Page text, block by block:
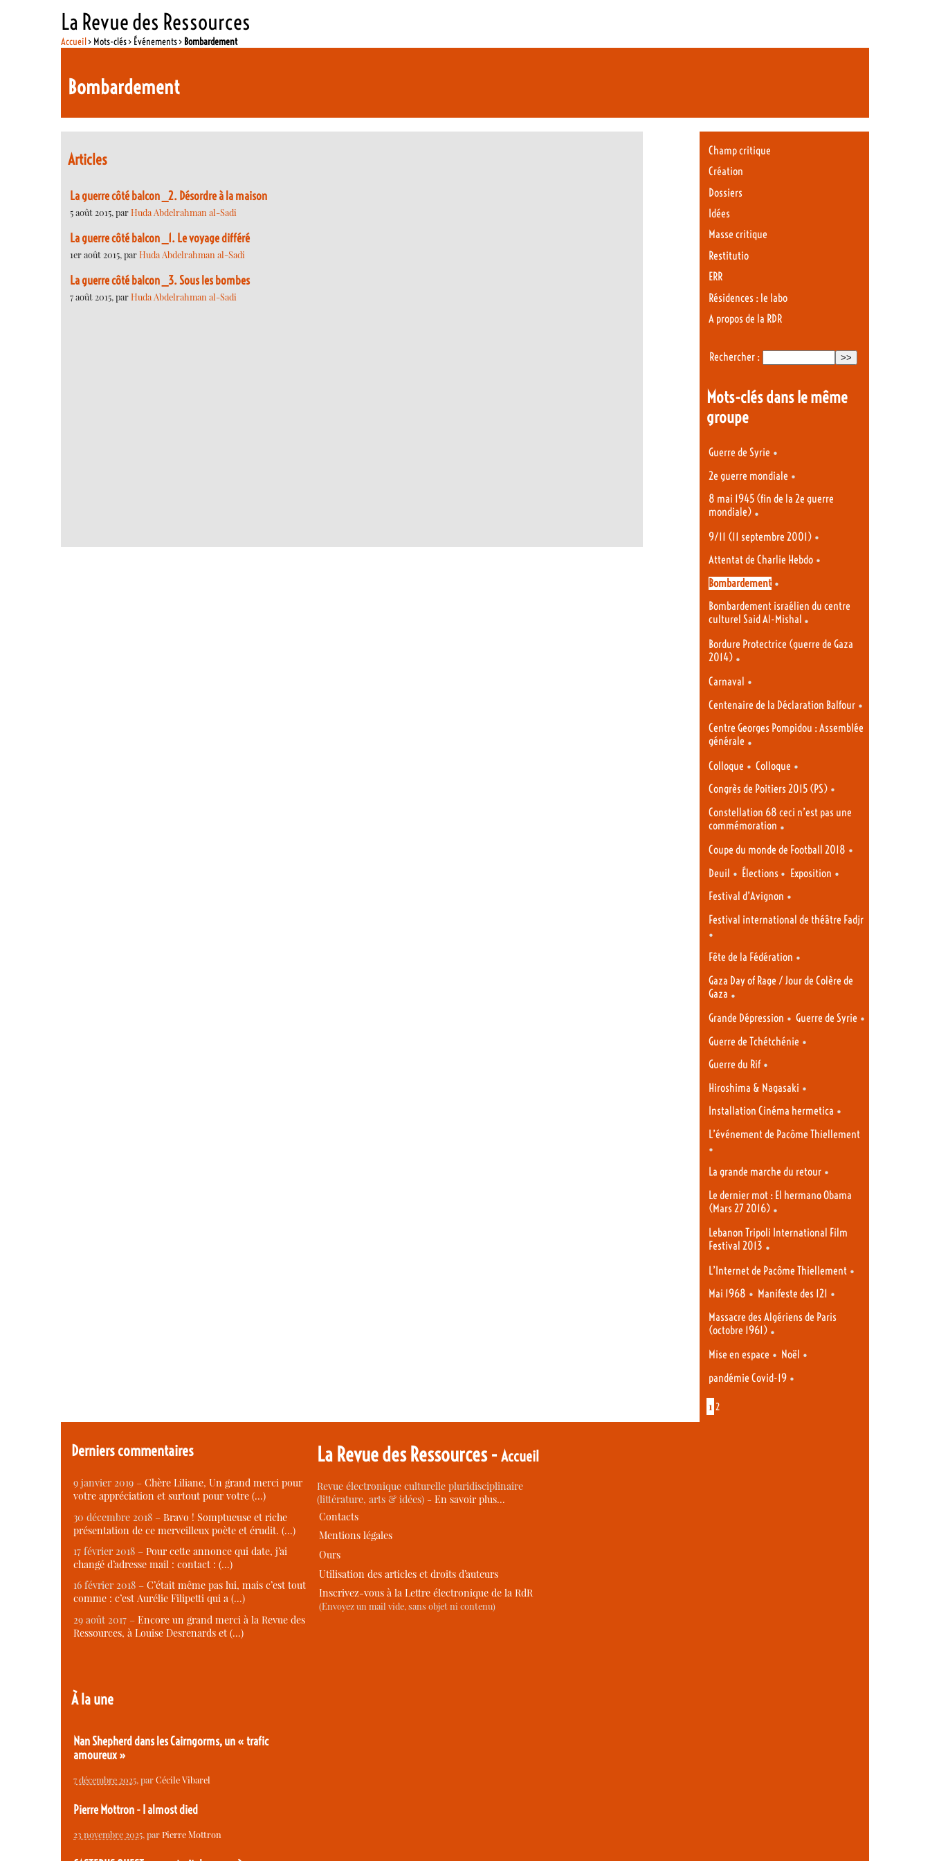
La Revue des Ressources
Accueil> Mots-clés > Événements > Bombardement
Bombardement
Articles
La guerre côté balcon _2. Désordre à la maison
5 août 2015, parHuda Abdelrahman al-Sadi
La guerre côté balcon _1. Le voyage différé
1er août 2015, parHuda Abdelrahman al-Sadi
La guerre côté balcon _3. Sous les bombes
7 août 2015, parHuda Abdelrahman al-Sadi
Champ critique
Création
Dossiers
Idées
Masse critique
Restitutio
ERR
Résidences : le labo
A propos de la RDR
Rechercher :
Mots-clés dans le même
groupe
Guerre de Syrie •
2e guerre mondiale •
8 mai 1945 (fin de la 2e guerre
mondiale) •
9/11 (11 septembre 2001) •
Attentat de Charlie Hebdo •
Bombardement •
Bombardement israélien du centre
culturel Said Al-Mishal •
Bordure Protectrice (guerre de Gaza
2014) •
Carnaval •
Centenaire de la Déclaration Balfour •
Centre Georges Pompidou : Assemblée
générale •
Colloque • Colloque •
Congrès de Poitiers 2015 (PS) •
Constellation 68 ceci n’est pas une
commémoration •
Coupe du monde de Football 2018 •
Deuil • Élections • Exposition •
Festival d’Avignon •
Festival international de théâtre Fadjr
•
Fête de la Fédération •
Gaza Day of Rage / Jour de Colère de
Gaza •
Grande Dépression • Guerre de Syrie •
Guerre de Tchétchénie •
Guerre du Rif •
Hiroshima & Nagasaki •
Installation Cinéma hermetica •
L’événement de Pacôme Thiellement
•
La grande marche du retour •
Le dernier mot : El hermano Obama
(Mars 27 2016) •
Lebanon Tripoli International Film
Festival 2013 •
L’Internet de Pacôme Thiellement •
Mai 1968 • Manifeste des 121 •
Massacre des Algériens de Paris
(octobre 1961) •
Mise en espace • Noël •
pandémie Covid-19 •
1 2
Derniers commentaires
9 janvier 2019 – Chère Liliane, Un grand merci pour
votre appréciation et surtout pour votre (…)
30 décembre 2018 – Bravo ! Somptueuse et riche
présentation de ce merveilleux poète et érudit. (…)
17 février 2018 – Pour cette annonce qui date, j’ai
changé d’adresse mail : contact : (…)
16 février 2018 – C’était même pas lui, mais c’est tout
comme : c’est Aurélie Filipetti qui a (…)
29 août 2017 – Encore un grand merci à la Revue des
Ressources, à Louise Desrenards et (…)
À la une
Nan Shepherd dans les Cairngorms, un « trafic
amoureux »
7 décembre 2025, parCécile Vibarel
Pierre Mottron - I almost died
23 novembre 2025, parPierre Mottron
La Revue des Ressources -Accueil
Revue électronique culturelle pluridisciplinaire
(littérature, arts & idées) -En savoir plus…
Contacts
Mentions légales
Ours
Utilisation des articles et droits d’auteurs
Inscrivez-vous à la Lettre électronique de la RdR
(Envoyez un mail vide, sans objet ni contenu)